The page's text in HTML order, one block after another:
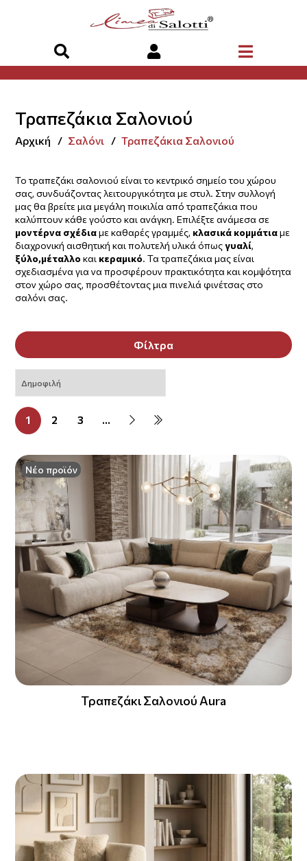
Τραπεζάκια Σαλονιού
Αρχική Σαλόνι Τραπεζάκια Σαλονιού
Το τραπεζάκι σαλονιού είναι το κεντρικό σημείο του χώρου
σας, συνδυάζοντας λειτουργικότητα με στυλ. Στην συλλογή
μας θα βρείτε μια μεγάλη ποικιλία από τραπεζάκια που
καλύπτουν κάθε γούστο και ανάγκη. Επιλέξτε ανάμεσα σε
μοντέρνα σχέδιαμε καθαρές γραμμές, κλασικά κομμάτιαμε
διαχρονική αισθητική και πολυτελή υλικά όπωςγυαλί,
ξύλο,μέταλλοκαι κεραμικό. Τα τραπεζάκια μας είναι
σχεδιασμένα για να προσφέρουν πρακτικότητα και κομψότητα
στον χώρο σας, προσθέτοντας μια πινελιά φινέτσας στο
σαλόνι σας.
Φίλτρα
1 2 3 ...
Νέο προϊόν
Τραπεζάκι Σαλονιού Aura